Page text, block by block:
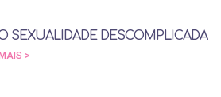
SEXUALIDADE DESCOMPLICADA
>